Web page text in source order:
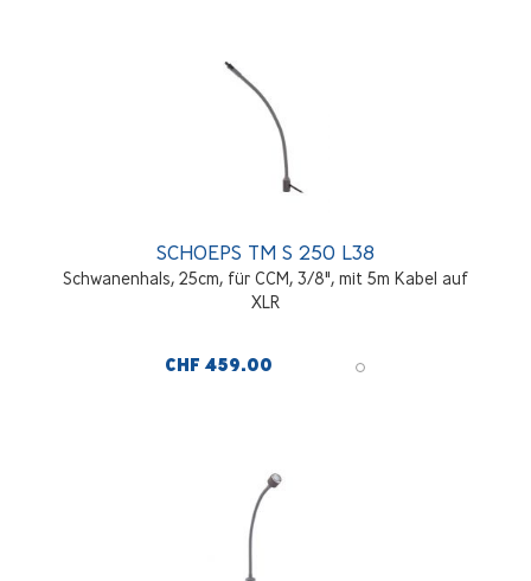
SCHOEPS TM S 250 L38
Schwanenhals, 25cm, für CCM, 3/8", mit 5m Kabel auf
XLR
CHF 459.00